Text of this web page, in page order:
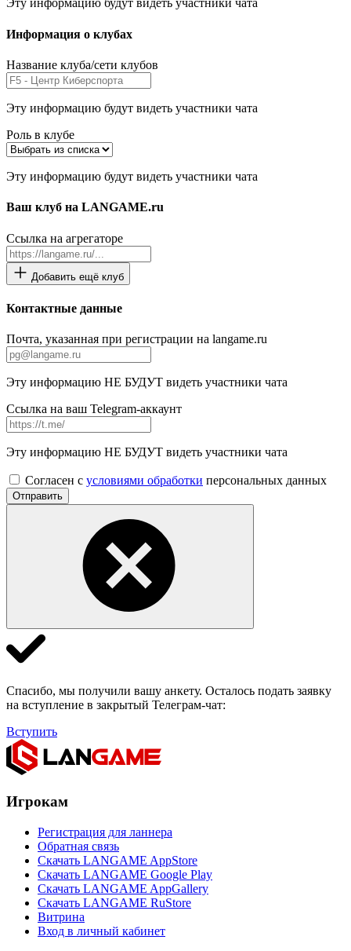
Эту информацию будут видеть участники чата
Информация о клубах
Название клуба/сети клубов
Эту информацию будут видеть участники чата
Роль в клубе
Эту информацию будут видеть участники чата
Ваш клуб на LANGAME.ru
Ссылка на агрегаторе
Добавить ещё клуб
Контактные данные
Почта, указанная при регистрации на langame.ru
Эту информацию НЕ БУДУТ видеть участники чата
Ссылка на ваш Telegram-аккаунт
Эту информацию НЕ БУДУТ видеть участники чата
Согласен с условиями обработки персональных данных
Отправить
Спасибо, мы получили вашу анкету. Осталось подать заявку
на вступление в закрытый Телеграм-чат:
Вступить
Игрокам
Регистрация для ланнера
Обратная связь
Скачать LANGAME AppStore
Скачать LANGAME Google Play
Скачать LANGAME AppGallery
Скачать LANGAME RuStore
Витрина
Вход в личный кабинет